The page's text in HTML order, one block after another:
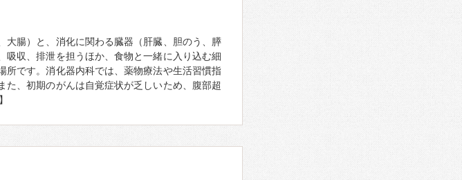
大腸）と、消化に関わる臓器（肝臓、胆のう、膵
吸収、排泄を担うほか、食物と一緒に入り込む細
所です。消化器内科では、薬物療法や生活習慣指
、初期のがんは自覚症状が乏しいため、腹部超
】